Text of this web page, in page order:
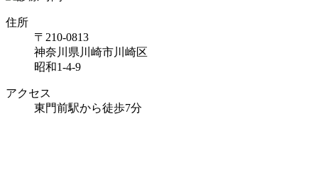
住所
〒210-0813
神奈川県川崎市川崎区
昭和1-4-9
アクセス
東門前駅から徒歩7分